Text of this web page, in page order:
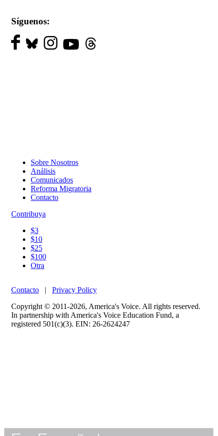
Síguenos:
Sobre Nosotros
Análisis
Comunicados
Reforma Migratoria
Contacto
Contribuya
$3
$10
$25
$100
Otra
Contacto | Privacy Policy
Copyright © 2011-2026, America's Voice. All rights reserved.
In partnership with America's Voice Education Fund, a
registered 501(c)(3). EIN: 26-2624247